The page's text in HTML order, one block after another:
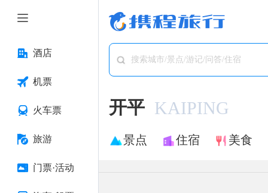
酒店
机票
火车票
旅游
门票·活动
搜索城市/景点/游记/问答/住宿
开平 KAIPING
景点 住宿 美食